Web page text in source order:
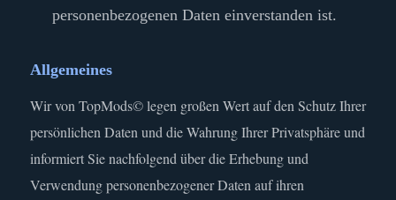
personenbezogenen Daten einverstanden ist.
Allgemeines
Wir von TopMods© legen großen Wert auf den Schutz Ihrer
persönlichen Daten und die Wahrung Ihrer Privatsphäre und
informiert Sie nachfolgend über die Erhebung und
Verwendung personenbezogener Daten auf ihren